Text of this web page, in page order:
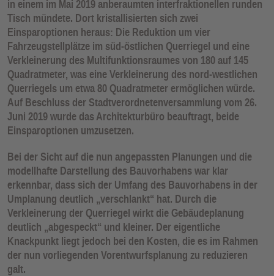
in einem im Mai 2019 anberaumten interfraktionellen runden
Tisch mündete. Dort kristallisierten sich zwei
Einsparoptionen heraus: Die Reduktion um vier
Fahrzeugstellplätze im süd-östlichen Querriegel und eine
Verkleinerung des Multifunktionsraumes von 180 auf 145
Quadratmeter, was eine Verkleinerung des nord-westlichen
Querriegels um etwa 80 Quadratmeter ermöglichen würde.
Auf Beschluss der Stadtverordnetenversammlung vom 26.
Juni 2019 wurde das Architekturbüro beauftragt, beide
Einsparoptionen umzusetzen.
Bei der Sicht auf die nun angepassten Planungen und die
modellhafte Darstellung des Bauvorhabens war klar
erkennbar, dass sich der Umfang des Bauvorhabens in der
Umplanung deutlich „verschlankt“ hat. Durch die
Verkleinerung der Querriegel wirkt die Gebäudeplanung
deutlich „abgespeckt“ und kleiner. Der eigentliche
Knackpunkt liegt jedoch bei den Kosten, die es im Rahmen
der nun vorliegenden Vorentwurfsplanung zu reduzieren
galt.